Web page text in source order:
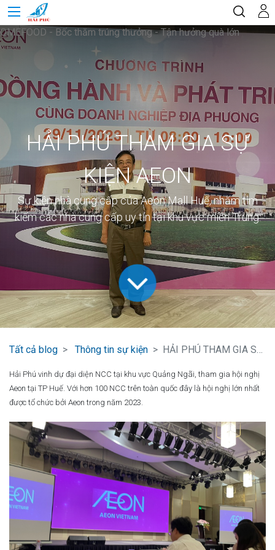
OMEFOOD - Bốc thăm trúng thưởng - Tận hưởng quà lớn
HẢI PHÚ THAM GIA SỰ
KIỆN AEON
Sự kiện nhà cung cấp của Aeon Mall Huế, nhằm tìm
kiếm các nhà cung cấp uy tín tại khu vực miền Trung.
Tất cả blog Thông tin sự kiện HẢI PHÚ THAM GIA SỰ KIỆN AEON
Hải Phú vinh dự đại diện NCC tại khu vực Quảng Ngãi, tham gia hội nghị
Aeon tại TP Huế. Với hơn 100 NCC trên toàn quốc đây là hội nghị lớn nhất
được tổ chức bởi Aeon trong năm 2023.